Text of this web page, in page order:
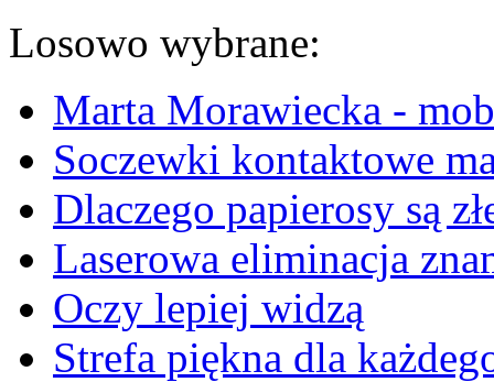
Losowo wybrane:
Marta Morawiecka -
Soczewki kontaktowe
Dlaczego papierosy są
Laserowa eliminacja
Oczy lepiej widzą
Strefa piękna dla